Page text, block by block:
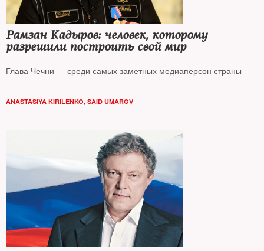
Рамзан Кадыров: человек, которому
разрешили построить свой мир
Глава Чечни — среди самых заметных медиаперсон страны
ANASTASIYA KIRILENKO, SAID UMAROV